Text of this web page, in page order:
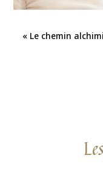
« Le chemin